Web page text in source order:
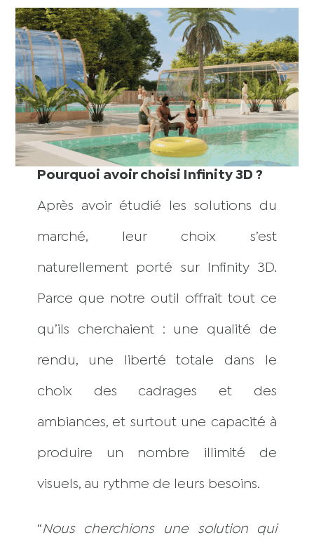
Pourquoi avoir choisi Infinity 3D ?
Après avoir étudié les solutions du
marché, leur choix s’est
naturellement porté sur Infinity 3D.
Parce que notre outil offrait tout ce
qu’ils cherchaient : une qualité de
rendu, une liberté totale dans le
choix des cadrages et des
ambiances, et surtout une capacité à
produire un nombre illimité de
visuels, au rythme de leurs besoins.
“Nous cherchions une solution qui